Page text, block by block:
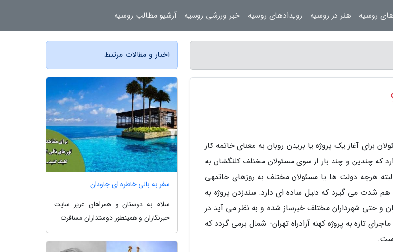
برای آغاز یک پروژه یا بریدن روبان به معنای خاتمه کار
که چندین و چند بار از سوی مسئولان مختلف کلنگشان به
هرچه دولت ها یا مسئولان مختلف به روزهای خاتمهی
شدت می گیرد که دلیل ساده ای دارد: سندزدن پروژه به
و حتی شهرداران مختلف خبرساز شده و به نظر می آید در
تازه به پروژه کهنه آزادراه تهران- شمال برمی گردد که
اخبار و مقالات مرتبط
سفر به بالی خاطره ای جاودان
سلام به دوستان و همراهان عزیز سایت
خبرنگاران و همینطور دوستداران مسافرت
روسیه هنر در روسیه رویدادهای روسیه خبر ورزشی روسیه آرشیو مطالب روسیه